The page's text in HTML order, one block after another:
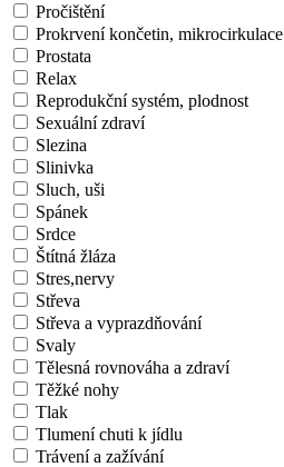
Pročištění
Prokrvení končetin, mikrocirkulace
Prostata
Relax
Reprodukční systém, plodnost
Sexuální zdraví
Slezina
Slinivka
Sluch, uši
Spánek
Srdce
Štítná žláza
Stres,nervy
Střeva
Střeva a vyprazdňování
Svaly
Tělesná rovnováha a zdraví
Těžké nohy
Tlak
Tlumení chuti k jídlu
Trávení a zažívání